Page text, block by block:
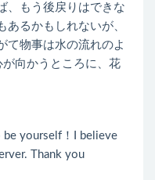
、もう後戻りはできな
あるかもしれないが、
て物事は水の流れのよ
向かうところに、花
be yourself！I believe
Thank you